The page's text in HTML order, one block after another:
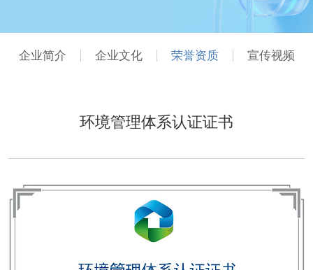
企业简介 企业文化 荣誉资质 宣传视频
环境管理体系认证证书